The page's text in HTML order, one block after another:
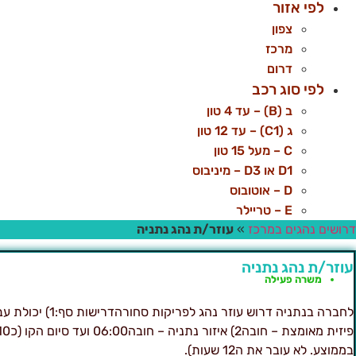
לפי אזור
צפון
מרכז
דרום
לפי סוג רכב
ב (B) – עד 4 טון
ג (C1) – עד 12 טון
C – מעל 15 טון
D1 או D3 – מיניבוס
D – אוטובוס
E – טריילר
דרושים נהגים במרכז » עוזר/ת נהג נתניה
עוזר/ת נהג נתניה
משרה פעילה
לחברה בנתניה דרוש עוזר נהג לפריקות
בממוצע. לא עובר את ה12 שעות).